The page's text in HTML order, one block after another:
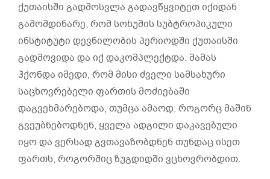
ქუთაისში გადმოსვლა გადავწყვიტეთ იქიდან
გამომდინარე, რომ სოხუმის სუბტროპიკული
ინსტიტუტი დევნილობის პერიოდში ქუთაისში
გადმოვიდა და იქ დაკომპლექტდა. მამას
ჰქონდა იმედი, რომ მისი ძველი სამსახური
საცხოვრებელი ფართის მოძიებაში
დაგვეხმარებოდა, თუმცა ამაოდ. როგორც მაშინ
გვეუბნებოდნენ, ყველა ადგილი დაკავებული
იყო და ვერსად გვთავაზობდნენ თუნდაც ისეთ
ფართს, როგორშიც ზუგდიდში ვცხოვრობდით.